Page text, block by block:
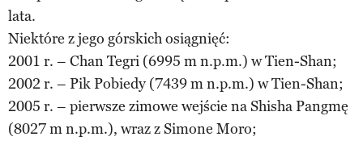
lata.
Niektóre z jego górskich osiągnięć:
2001 r. – Chan Tegri (6995 m n.p.m.) w Tien-Shan;
2002 r. – Pik Pobiedy (7439 m n.p.m.) w Tien-Shan;
2005 r. – pierwsze zimowe wejście na Shisha Pangmę
(8027 m n.p.m.), wraz z Simone Moro;